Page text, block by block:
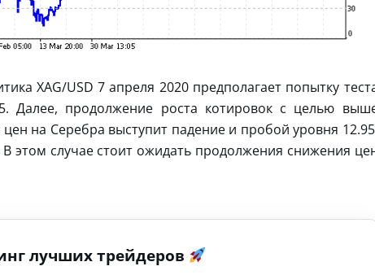
XAG/USD 7 апреля 2020 предполагает попытку
Далее, продолжение роста котировок с целью
на Серебра выступит падение и пробой уровня
этом случае стоит ожидать продолжения снижения
лучших трейдеров